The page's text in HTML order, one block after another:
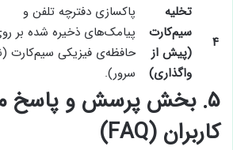
۴
تخلیه
سیم‌کارت
(پیش از
واگذاری)
پاکسازی دفترچه تلفن و
پیامک‌های ذخیره شده بر
حافظه‌ی فیزیکی سیم‌کارت
سرور).
۵. بخش پرسش و پاسخ
کاربران (FAQ)